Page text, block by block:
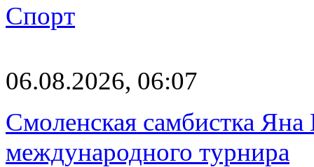
Спорт
06.08.2026, 06:07
Смоленская самбистка Яна
международного турнира